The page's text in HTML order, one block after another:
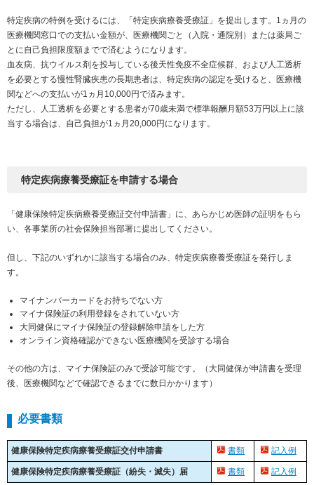
特定疾病の特例を受けるには、「特定疾病療養受療証」を提出します。1ヵ月の
医療機関窓口での支払い金額が、医療機関ごと（入院・通院別）または薬局ご
とに自己負担限度額までで済むようになります。
血友病、抗ウイルス剤を投与している後天性免疫不全症候群、および人工透析
を必要とする慢性腎臓疾患の長期患者は、特定疾病の認定を受けると、医療機
関などへの支払いが1ヵ月10,000円で済みます。
ただし、人工透析を必要とする患者が70歳未満で標準報酬月額53万円以上に該
当する場合は、自己負担が1ヵ月20,000円になります。
特定疾病療養受療証を申請する場合
「健康保険特定疾病療養受療証交付申請書」に、あらかじめ医師の証明をもら
い、各事業所の社会保険担当部署に提出してください。
但し、下記のいずれかに該当する場合のみ、特定疾病療養受療証を発行しま
す。
マイナンバーカードをお持ちでない方
マイナ保険証の利用登録をされていない方
大同健保にマイナ保険証の登録解除申請をした方
オンライン資格確認ができない医療機関を受診する場合
その他の方は、マイナ保険証のみで受診可能です。（大同健保が申請書を受理
後、医療機関などで確認できるまでに数日かかります）
必要書類
健康保険特定疾病療養受療証交付申請書 書類 記入例
健康保険特定疾病療養受療証（紛失・滅失）届 書類 記入例